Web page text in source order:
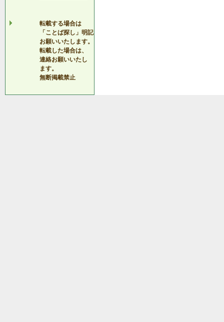
転載する場合は
「ことば探し」明記
お願いいたします。
転載した場合は、
連絡お願いいたし
ます。
無断掲載禁止